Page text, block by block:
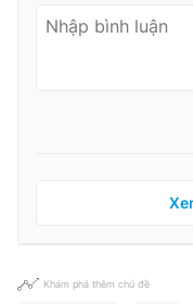
Khám phá thêm chủ đề